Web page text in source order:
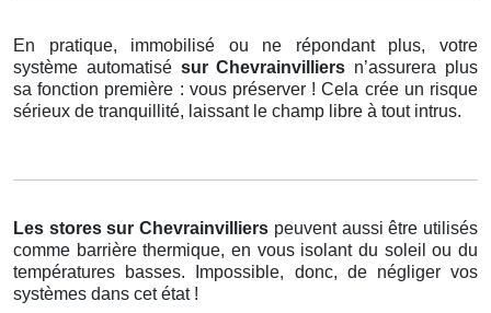
En pratique, immobilisé ou ne répondant plus, votre
système automatisé sur Chevrainvilliers n’assurera plus
sa fonction première : vous préserver ! Cela crée un risque
sérieux de tranquillité, laissant le champ libre à tout intrus.
Les stores sur Chevrainvilliers peuvent aussi être utilisés
comme barrière thermique, en vous isolant du soleil ou du
températures basses. Impossible, donc, de négliger vos
systèmes dans cet état !